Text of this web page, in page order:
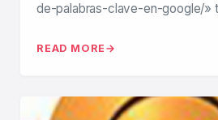
de-palabras-clave-en-google/»
READ MORE